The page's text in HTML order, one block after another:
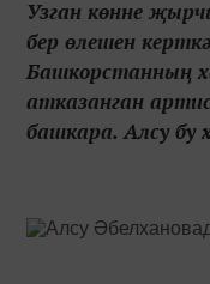
Узган көнне
бер өлешен
Башкорстанның
атказанган
башкара. Алсу бу